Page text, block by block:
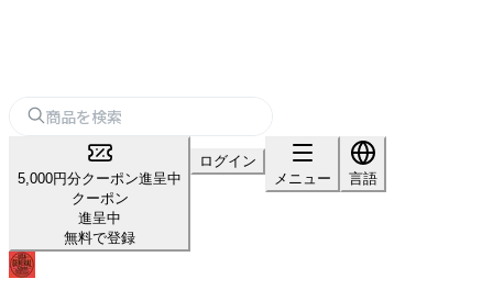
5,000円分クーポン進呈中
クーポン
進呈中
無料で登録
ログイン
メニュー
言語